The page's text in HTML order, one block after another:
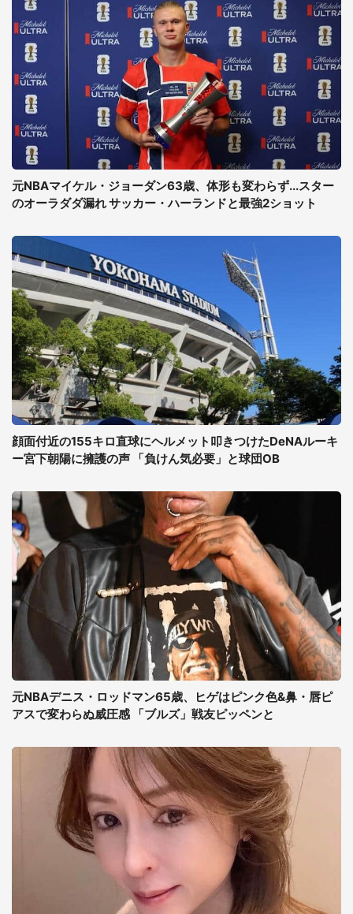
元NBAマイケル・ジョーダン63歳、体形も変わらず...スター
のオーラダダ漏れ サッカー・ハーランドと最強2ショット
顔面付近の155キロ直球にヘルメット叩きつけたDeNAルーキ
ー宮下朝陽に擁護の声 「負けん気必要」と球団OB
元NBAデニス・ロッドマン65歳、ヒゲはピンク色&鼻・唇ピ
アスで変わらぬ威圧感 「ブルズ」戦友ピッペンと